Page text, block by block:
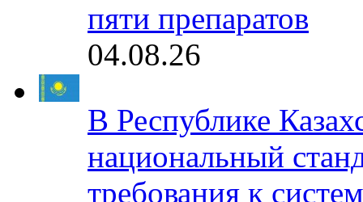
пяти препаратов
04.08.26
В Республике
национальный
требования к